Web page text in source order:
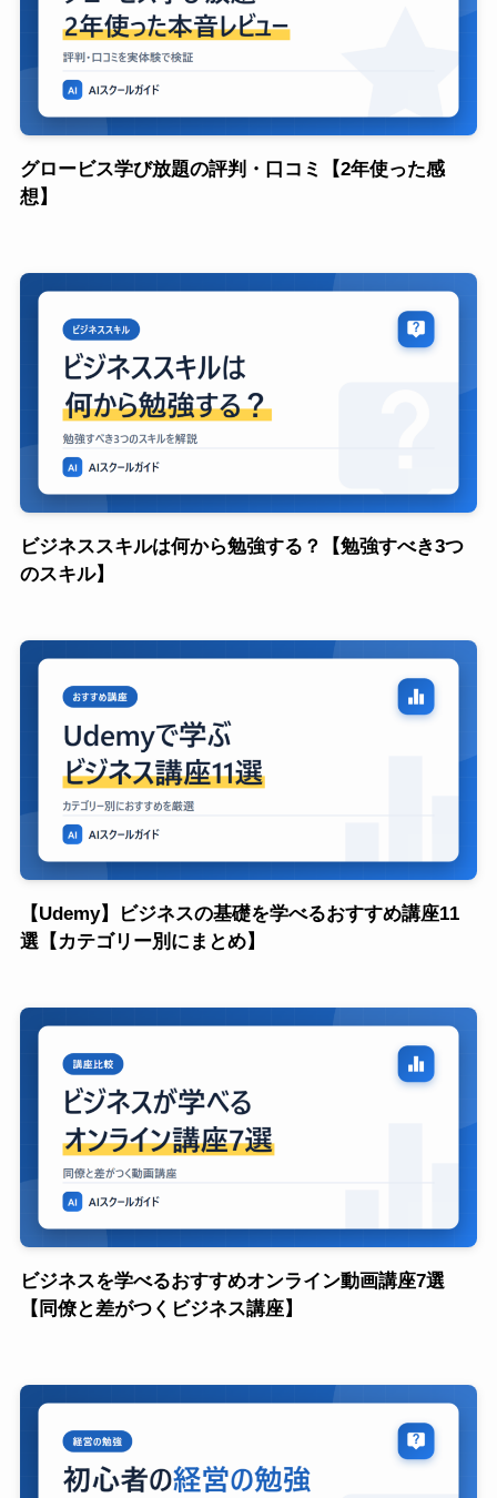
グロービス学び放題の評判・口コミ【2年使った感
想】
ビジネススキルは何から勉強する？【勉強すべき3つ
のスキル】
【Udemy】ビジネスの基礎を学べるおすすめ講座11
選【カテゴリー別にまとめ】
ビジネスを学べるおすすめオンライン動画講座7選
【同僚と差がつくビジネス講座】